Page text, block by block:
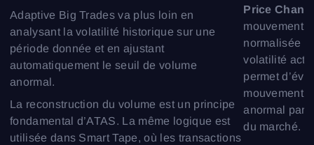
Adaptive Big Trades va plus loin en
analysant la volatilité historique sur une
période donnée et en ajustant
automatiquement le seuil de volume
anormal.
La reconstruction du volume est un principe
fondamental d’ATAS. La même logique est
utilisée dans Smart Tape, où les transactions
Price
mouvement
normalisée
volatilité
permet
mouvement
anormal par
du marché.